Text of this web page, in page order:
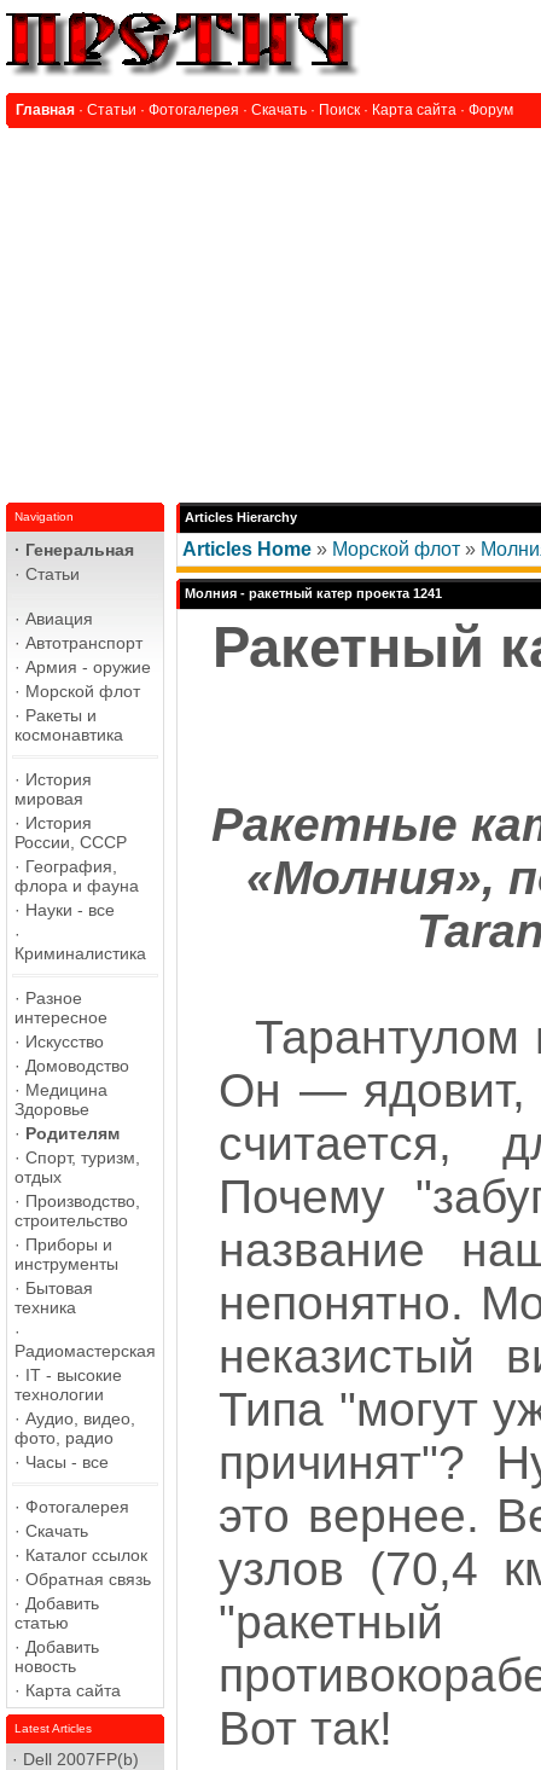
Главная · Статьи · Фотогалерея · Скачать · Поиск · Карта сайта · Форум
Navigation
· Генеральная
· Статьи
· Авиация
· Автотранспорт
· Армия - оружие
· Морской флот
· Ракеты и
космонавтика
· История
мировая
· История
России, СССР
· География,
флора и фауна
· Науки - все
·
Криминалистика
· Разное
интересное
· Искусство
· Домоводство
· Медицина
Здоровье
· Родителям
· Спорт, туризм,
отдых
· Производство,
строительство
· Приборы и
инструменты
· Бытовая
техника
·
Радиомастерская
· IT - высокие
технологии
· Аудио, видео,
фото, радио
· Часы - все
· Фотогалерея
· Скачать
· Каталог ссылок
· Обратная связь
· Добавить
статью
· Добавить
новость
· Карта сайта
Latest Articles
· Dell 2007FP(b)
Articles Hierarchy
Articles Home » Морской флот »
Молния - ракетный катер проекта 1241
Ракетный
Ракетные
«Молния»,
Тарантулом
Он — ядовит,
считается,
Почему
название
непонятно.
неказистый
Типа "могут
причинят"?
это вернее.
узлов (70,4
Вот так!